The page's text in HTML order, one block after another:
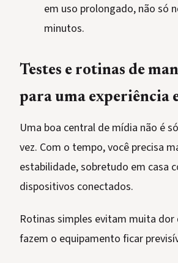
em uso prolongado, não só
minutos.
Testes e rotinas de
para uma experiência
Uma boa central de mídia não é
vez. Com o tempo, você precisa
estabilidade, sobretudo em casa
dispositivos conectados.
Rotinas simples evitam muita dor
fazem o equipamento ficar